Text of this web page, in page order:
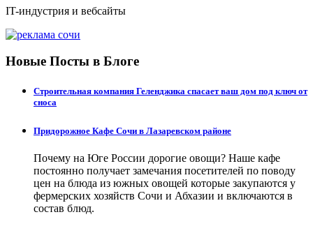
IT-индустрия и вебсайты
Новые Посты в Блоге
Строительная компания Геленджика спасает ваш дом под ключ от
сноса
Придорожное Кафе Сочи в Лазаревском районе
Почему на Юге России дорогие овощи? Наше кафе
постоянно получает замечания посетителей по поводу
цен на блюда из южных овощей которые закупаются у
фермерских хозяйств Сочи и Абхазии и включаются в
состав блюд.